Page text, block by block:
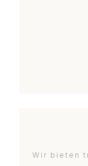
Wir bieten